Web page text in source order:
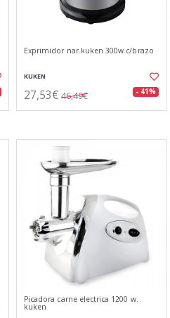
Exprimidor nar.kuken 300w.c/brazo
KUKEN
27,53€ 46,49€ - 41%
Picadora carne electrica 1200 w.
kuken